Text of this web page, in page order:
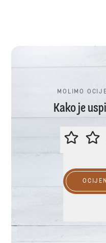
MOLIMO
Kako je